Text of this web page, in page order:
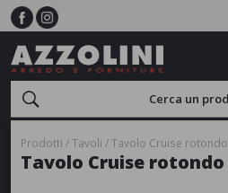
Prodotti Tavoli Tavolo Cruise rotondo
Tavolo Cruise rotondo